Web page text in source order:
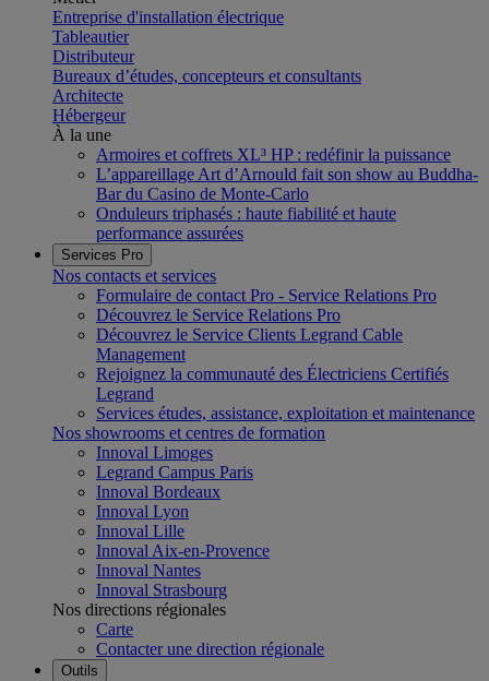
Entreprise d'installation électrique
Tableautier
Distributeur
Bureaux d’études, concepteurs et consultants
Architecte
Hébergeur
À la une
Armoires et coffrets XL³ HP : redéfinir la puissance
L’appareillage Art d’Arnould fait son show au Buddha-
Bar du Casino de Monte-Carlo
Onduleurs triphasés : haute fiabilité et haute
performance assurées
Services Pro
Nos contacts et services
Formulaire de contact Pro - Service Relations Pro
Découvrez le Service Relations Pro
Découvrez le Service Clients Legrand Cable
Management
Rejoignez la communauté des Électriciens Certifiés
Legrand
Services études, assistance, exploitation et maintenance
Nos showrooms et centres de formation
Innoval Limoges
Legrand Campus Paris
Innoval Bordeaux
Innoval Lyon
Innoval Lille
Innoval Aix-en-Provence
Innoval Nantes
Innoval Strasbourg
Nos directions régionales
Carte
Contacter une direction régionale
Outils